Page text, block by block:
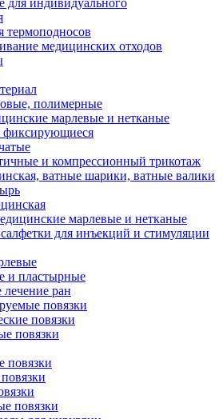
для индивидуального
термоподносов
медицинских отходов
полимерные
марлевые и нетканые
фиксирующиеся
и компрессионный трикотаж
ватные шарики, ватные валики
марлевые и нетканые
для инъекций и стимуляции
и пластырные
ран
повязки
повязки
повязки
повязки
повязки